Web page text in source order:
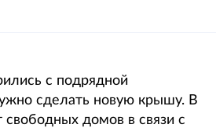
с подрядной
сделать новую крышу. В
домов в связи с